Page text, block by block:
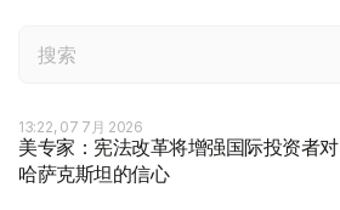
13:22, 07 7月 2026
美专家：宪法改革将增强国际投资者对
哈萨克斯坦的信心